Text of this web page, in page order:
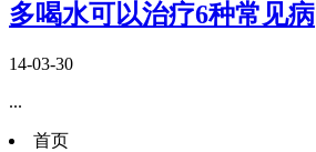
多喝水可以治疗6种常见病
14-03-30
...
首页